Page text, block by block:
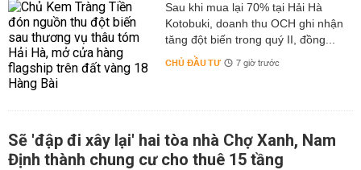
Sau khi mua lại 70% tại Hải Hà
Kotobuki, doanh thu OCH ghi nhận
tăng đột biến trong quý II, đồng...
CHỦ ĐẦU TƯ 7 giờ trước
Sẽ 'đập đi xây lại' hai tòa nhà Chợ Xanh, Nam
Định thành chung cư cho thuê 15 tầng